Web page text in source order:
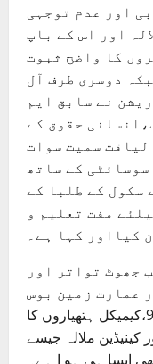
اور عدم توجہی
اور اس کے باپ
کا واضح ثبوت
دوسری طرف آل
نے سابق ایم
حقوق کے
سمیت سوات
کے ساتھ
سکول کے طلبا کے
مفت تعلیم و
کیااور کہا ہے۔
جھوٹ تواتر اور
عمارت زمین بوس
ہو جاتی ہے۔ پرل ہاربر، 9/11،کیمیکل ہتھیاروں کا
کینیڈین ملالہ جیسے
ایسا ہی ہو ا ہے۔